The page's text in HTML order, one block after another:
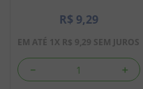
R$ 9,29
EM ATÉ 1X R$ 9,29 SEM JUROS
＋
－